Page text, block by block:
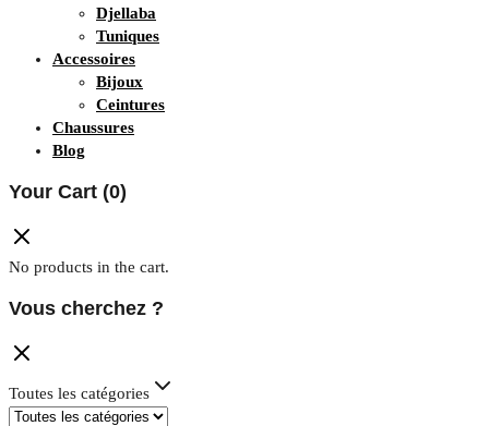
Djellaba
Tuniques
Accessoires
Bijoux
Ceintures
Chaussures
Blog
Your Cart (0)
No products in the cart.
Vous cherchez ?
Toutes les catégories